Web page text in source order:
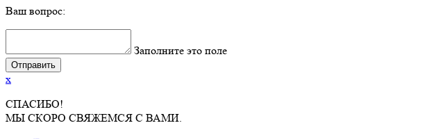
Ваш вопрос:
Заполните это поле
x
СПАСИБО!
МЫ СКОРО СВЯЖЕМСЯ С ВАМИ.